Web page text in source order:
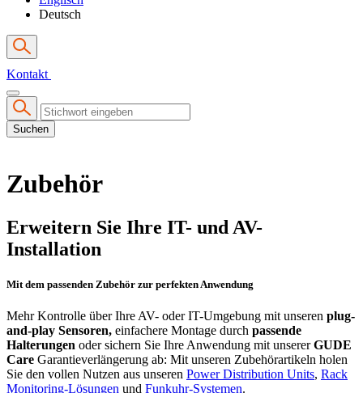
Deutsch
Kontakt
Suchen
Zubehör
Erweitern Sie Ihre IT- und AV-
Installation
Mit dem passenden Zubehör zur perfekten Anwendung
Mehr Kontrolle über Ihre AV- oder IT-Umgebung mit unseren plug-
and-play Sensoren, einfachere Montage durch passende
Halterungen oder sichern Sie Ihre Anwendung mit unsererGUDE
Care Garantieverlängerung ab: Mit unseren Zubehörartikeln holen
Sie den vollen Nutzen aus unseren Power Distribution Units, Rack
Monitoring-Lösungen und Funkuhr-Systemen.